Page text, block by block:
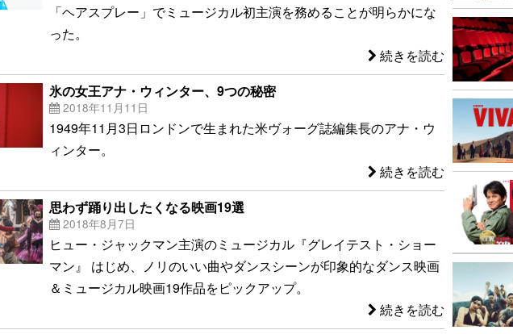
「ヘアスプレー」でミュージカル初主演を務めることが明らかにな
った。
続きを読む
氷の女王アナ・ウィンター、9つの秘密
2018年11月11日
1949年11月3日ロンドンで生まれた米ヴォーグ誌編集長のアナ・ウ
ィンター。
続きを読む
思わず踊り出したくなる映画19選
2018年8月7日
ヒュー・ジャックマン主演のミュージカル『グレイテスト・ショー
マン』 はじめ、ノリのいい曲やダンスシーンが印象的なダンス映画
＆ミュージカル映画19作品をピックアップ。
続きを読む